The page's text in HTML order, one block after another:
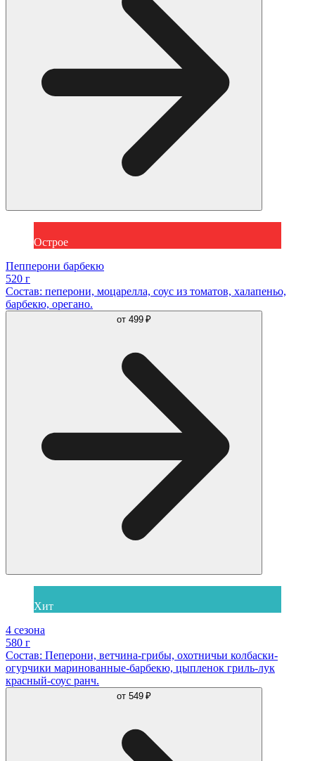
Острое
Пепперони барбекю
520 г
Состав: пеперони, моцарелла, соус из томатов, халапеньо,
барбекю, орегано.
от 499 ₽
Хит
4 сезона
580 г
Состав: Пеперони, ветчина-грибы, охотничьи колбаски-
огурчики маринованные-барбекю, цыпленок гриль-лук
красный-соус ранч.
от 549 ₽